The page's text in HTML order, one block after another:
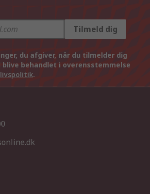
Tilmeld dig
du afgiver, når du tilmelder dig
blive behandlet i overensstemmelse
.